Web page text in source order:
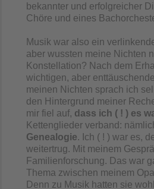
bekannter und erfolgreicher
Chöre und eines
Musik war also ein
aber wussten meine Nichten
Konstellation? Nach dem
wichtigen, aber
meinen Nichten sprach ich
den Hintergrund meiner
mir fiel auf, dass ich ( ! ) es
Kettenglieder verband:
Genealogie. Ich ( ! ) war es,
weitertrug. Mit meinem
Familienforschung. Das war
Thema zwischen meinem
Denn zu Musik hatten sie